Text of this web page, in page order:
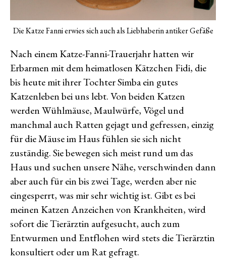
Die Katze Fanni erwies sich auch als Liebhaberin antiker Gefäße
Nach einem Katze-Fanni-Trauerjahr hatten wir
Erbarmen mit dem heimatlosen Kätzchen Fidi, die
bis heute mit ihrer Tochter Simba ein gutes
Katzenleben bei uns lebt. Von beiden Katzen
werden Wühlmäuse, Maulwürfe, Vögel und
manchmal auch Ratten gejagt und gefressen, einzig
für die Mäuse im Haus fühlen sie sich nicht
zuständig. Sie bewegen sich meist rund um das
Haus und suchen unsere Nähe, verschwinden dann
aber auch für ein bis zwei Tage, werden aber nie
eingesperrt, was mir sehr wichtig ist. Gibt es bei
meinen Katzen Anzeichen von Krankheiten, wird
sofort die Tierärztin aufgesucht, auch zum
Entwurmen und Entflohen wird stets die Tierärztin
konsultiert oder um Rat gefragt.